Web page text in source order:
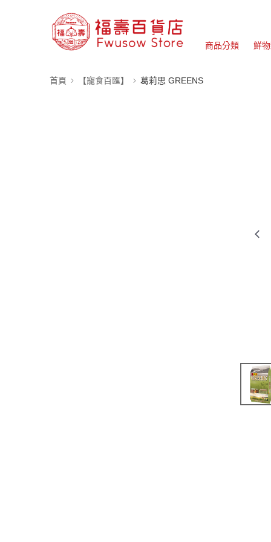
商品分類 鮮
首頁 【寵食百匯】 葛莉思 GREENS